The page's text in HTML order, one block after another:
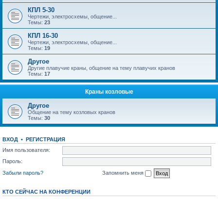
КПЛ 5-30
Чертежи, электросхемы, общение...
Темы: 23
КПЛ 16-30
Чертежи, электросхемы, общение...
Темы: 19
Другое
Другие плавучие краны, общение на тему плавучих кранов
Темы: 17
Краны козловые
Другое
Общение на тему козловых кранов
Темы: 30
ВХОД • РЕГИСТРАЦИЯ
Имя пользователя:
Пароль:
Забыли пароль?
Запомнить меня
КТО СЕЙЧАС НА КОНФЕРЕНЦИИ